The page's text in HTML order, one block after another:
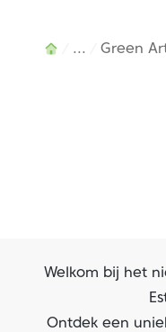
... Green
Green Art
Welkom bij het
Ontdek een